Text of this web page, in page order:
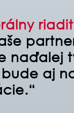
naďalej
aj